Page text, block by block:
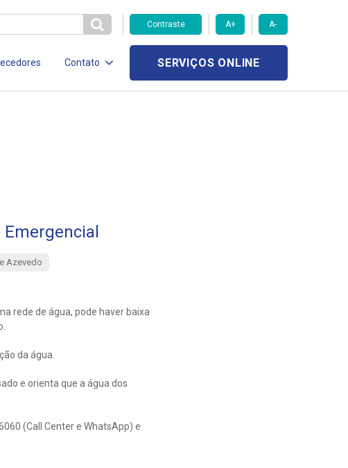
Contraste A+ A-
Contato SERVIÇOS ONLINE
Azevedo
rede de água, pode haver baixa
da água.
e orienta que a água dos
(Call Center e WhatsApp) e